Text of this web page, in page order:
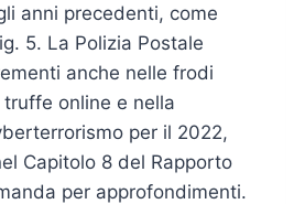
anni precedenti, come
5. La Polizia Postale
anche nelle frodi
online e nella
per il 2022,
Capitolo 8 del Rapporto
per approfondimenti.